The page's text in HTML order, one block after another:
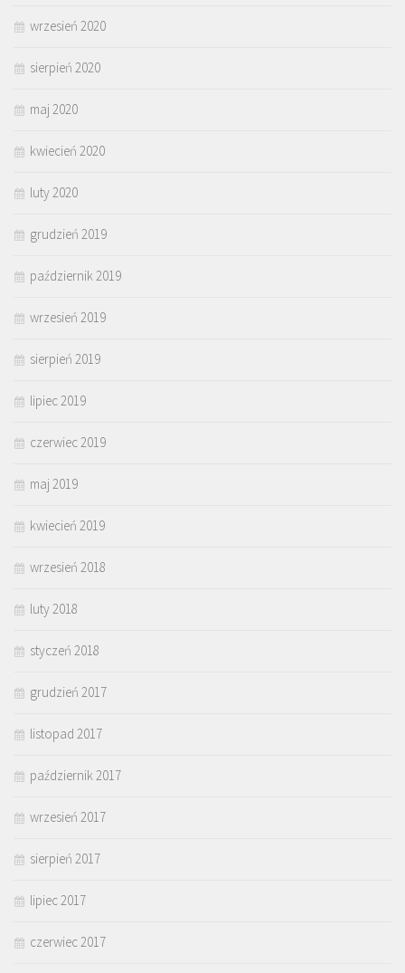
wrzesień 2020
sierpień 2020
maj 2020
kwiecień 2020
luty 2020
grudzień 2019
październik 2019
wrzesień 2019
sierpień 2019
lipiec 2019
czerwiec 2019
maj 2019
kwiecień 2019
wrzesień 2018
luty 2018
styczeń 2018
grudzień 2017
listopad 2017
październik 2017
wrzesień 2017
sierpień 2017
lipiec 2017
czerwiec 2017